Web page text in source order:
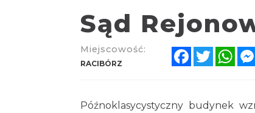
Sąd
Miejscowość:
RACIBÓRZ
FacebookTwitter
Późnoklasycystyczny budynek